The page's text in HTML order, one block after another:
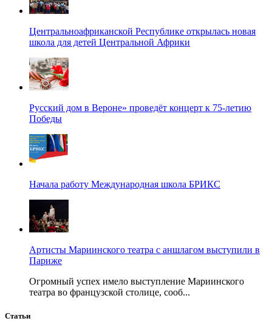
Центральноафриканской Республике открылась новая
школа для детей Центральной Африки
Русский дом в Вероне» проведёт концерт к 75-летию
Победы
Начала работу Международная школа БРИКС
Артисты Мариинского театра с аншлагом выступили в
Париже
Огромный успех имело выступление Мариинского
театра во французской столице, сооб...
Статьи